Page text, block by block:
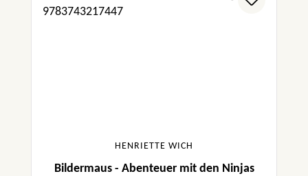
HENRIETTE WICH
Bildermaus - Abenteuer mit den Ninjas